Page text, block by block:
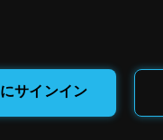
サインイン